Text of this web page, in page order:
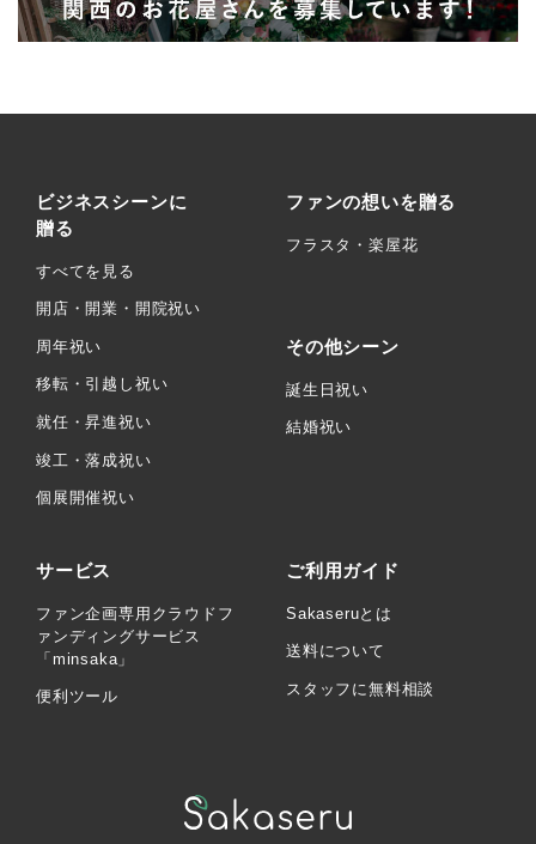
ビジネスシーンに
贈る
すべてを見る
開店・開業・開院祝い
周年祝い
移転・引越し祝い
就任・昇進祝い
竣工・落成祝い
個展開催祝い
ファンの想いを贈る
フラスタ・楽屋花
その他シーン
誕生日祝い
結婚祝い
サービス
ファン企画専用クラウドフ
ァンディングサービス
「minsaka」
便利ツール
ご利用ガイド
Sakaseruとは
送料について
スタッフに無料相談